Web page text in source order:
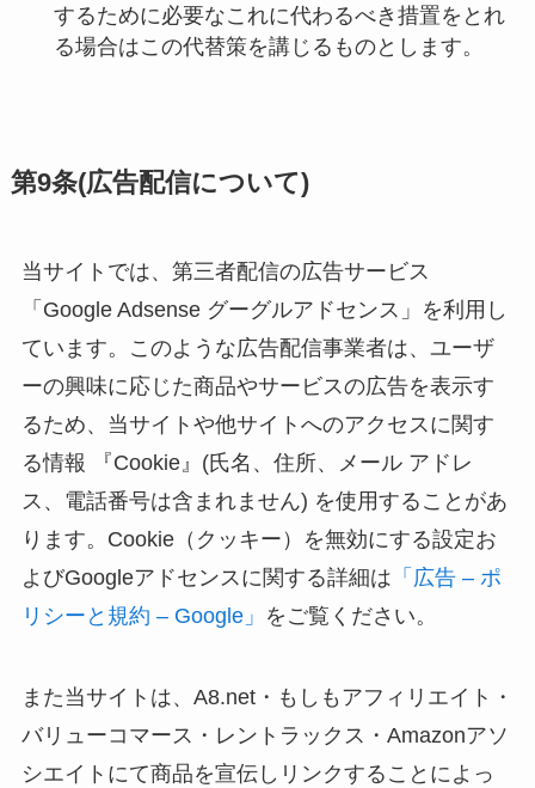
するために必要なこれに代わるべき措置をとれ
る場合はこの代替策を講じるものとします。
第9条(広告配信について)
当サイトでは、第三者配信の広告サービス
「Google Adsense グーグルアドセンス」を利用し
ています。このような広告配信事業者は、ユーザ
ーの興味に応じた商品やサービスの広告を表示す
るため、当サイトや他サイトへのアクセスに関す
る情報 『Cookie』(氏名、住所、メール アドレ
ス、電話番号は含まれません) を使用することがあ
ります。Cookie（クッキー）を無効にする設定お
よびGoogleアドセンスに関する詳細は 「広告 – ポ
リシーと規約 – Google」 をご覧ください。
また当サイトは、A8.net・もしもアフィリエイト・
バリューコマース・レントラックス・Amazonアソ
シエイトにて商品を宣伝しリンクすることによっ